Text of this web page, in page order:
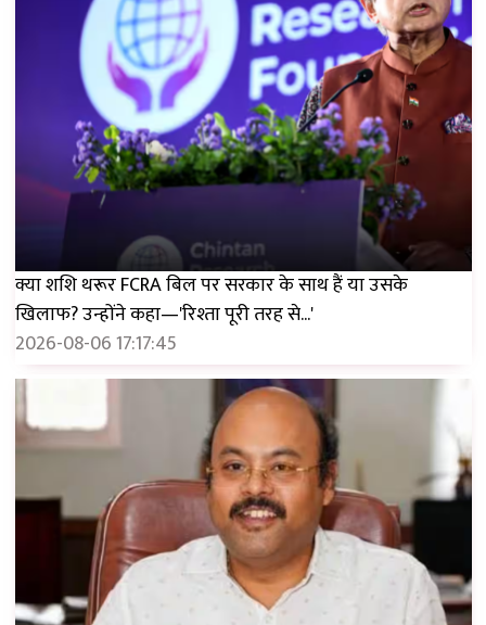
क्या शशि थरूर FCRA बिल पर सरकार के साथ हैं या उसके
खिलाफ? उन्होंने कहा—'रिश्ता पूरी तरह से...'
2026-08-06 17:17:45